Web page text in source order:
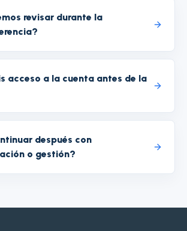
revisar durante la
acceso a la cuenta antes de la
después con
o gestión?